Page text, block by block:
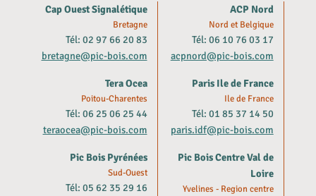
Cap Ouest Signalétique
Bretagne
Tél: 02 97 66 20 83
bretagne@pic-bois.com
Tera Ocea
Poitou-Charentes
Tél: 06 25 06 25 44
teraocea@pic-bois.com
Pic Bois Pyrénées
Sud-Ouest
Tél: 05 62 35 29 16
ACP Nord
Nord et Belgique
Tél: 06 10 76 03 17
acpnord@pic-bois.com
Paris Ile de France
Ile de France
Tél: 01 85 37 14 50
paris.idf@pic-bois.com
Pic Bois Centre Val de
Loire
Yvelines - Region centre